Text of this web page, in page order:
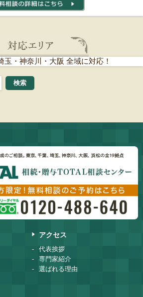
玉・神奈川・大阪 全域に対応！
アクセス
代表挨拶
専門家紹介
選ばれる理由